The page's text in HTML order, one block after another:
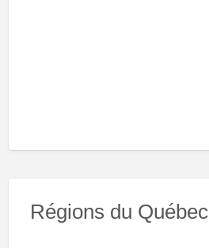
Régions du Québec